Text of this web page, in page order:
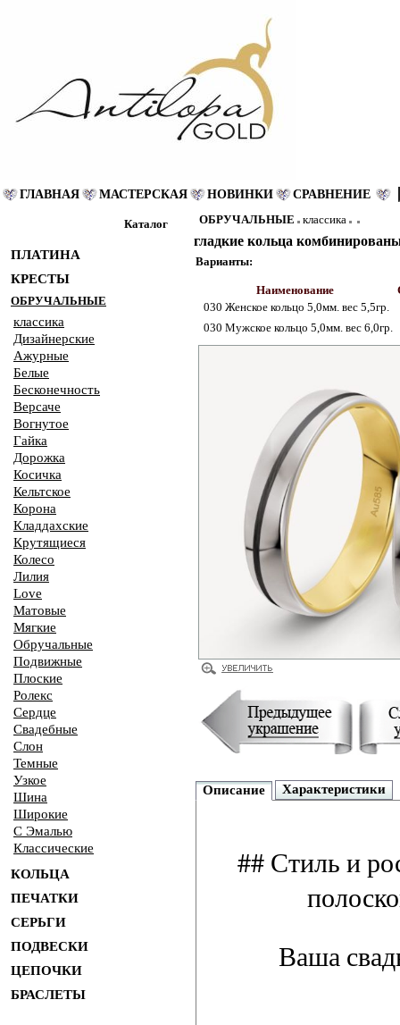
ГЛАВНАЯ МАСТЕРСКАЯ НОВИНКИ СРАВНЕНИЕ
Каталог
ПЛАТИНА
КРЕСТЫ
ОБРУЧАЛЬНЫЕ
классика
Дизайнерские
Ажурные
Белые
Бесконечность
Версаче
Вогнутое
Гайка
Дорожка
Косичка
Кельтское
Корона
Кладдахские
Крутящиеся
Колесо
Лилия
Love
Матовые
Мягкие
Обручальные
Подвижные
Плоские
Ролекс
Сердце
Свадебные
Слон
Темные
Узкое
Шина
Широкие
С Эмалью
Классические
КОЛЬЦА
ПЕЧАТКИ
СЕРЬГИ
ПОДВЕСКИ
ЦЕПОЧКИ
БРАСЛЕТЫ
ОБРУЧАЛЬНЫЕ классика
гладкие кольца
Варианты:
Наименование
030 Женское кольцо 5,0мм. вес 5,5гр.
030 Мужское кольцо 5,0мм. вес 6,0гр.
Описание Характеристики
## Стиль и
Ваша